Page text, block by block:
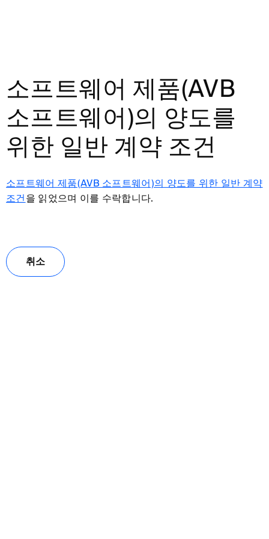
소프트웨어 제품(AVB
소프트웨어)의 양도를
위한 일반 계약 조건
소프트웨어 제품(AVB 소프트웨어)의 양도를 위한 일반 계약
조건을 읽었으며 이를 수락합니다.
취소